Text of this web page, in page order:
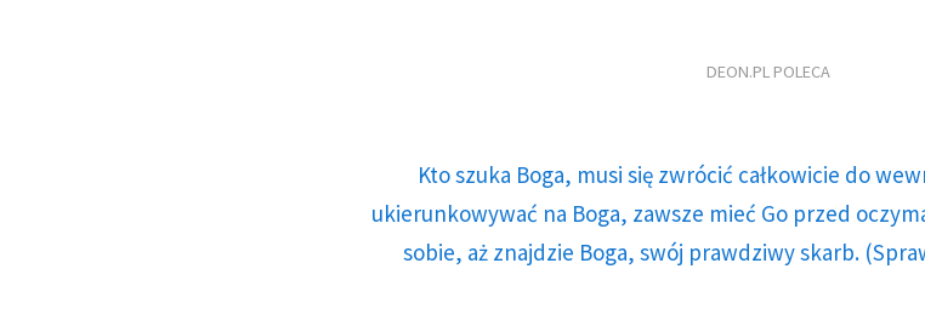
DEON.PL POLECA
Kto szuka Boga, musi się zwrócić całkowicie do
ukierunkowywać na Boga, zawsze mieć Go przed
sobie, aż znajdzie Boga, swój prawdziwy skarb.